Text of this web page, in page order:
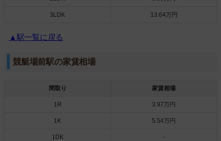
3LDK 13.64万円
▲駅一覧に戻る
競艇場前駅の家賃相場
間取り 家賃相場
1R 3.97万円
1K 5.54万円
1DK -